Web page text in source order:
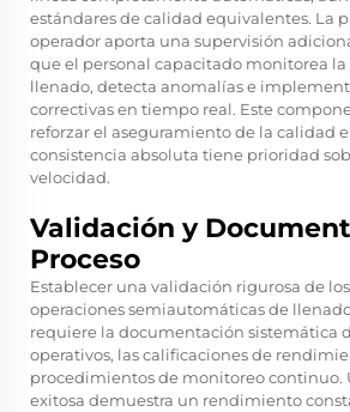
estándares de calidad equivalentes. La
operador aporta una supervisión
que el personal capacitado monitorea la
llenado, detecta anomalías e
correctivas en tiempo real. Este
reforzar el aseguramiento de la calidad
consistencia absoluta tiene prioridad
velocidad.
Validación y
Proceso
Establecer una validación rigurosa de
operaciones semiautomáticas de
requiere la documentación sistemática
operativos, las calificaciones de
procedimientos de monitoreo continuo.
exitosa demuestra un rendimiento